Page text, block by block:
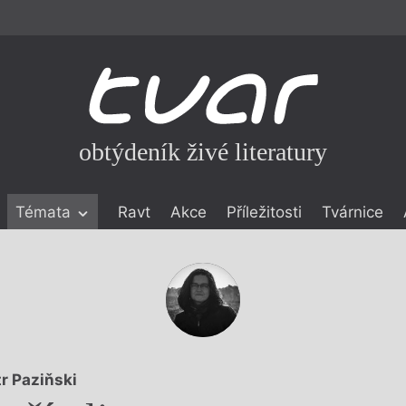
obtýdeník živé literatury
Témata Ravt Akce Příležitosti Tvárnice
Paziňski